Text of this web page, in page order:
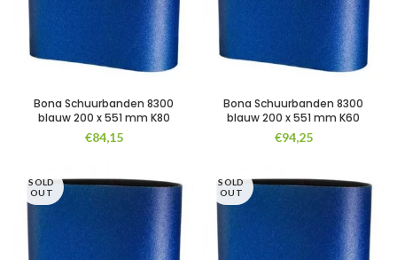
Bona Schuurbanden 8300
blauw 200 x 551 mm K80
€84,15
Bona Schuurbanden 8300
blauw 200 x 551 mm K60
€94,25
SOLD
OUT
SOLD
OUT